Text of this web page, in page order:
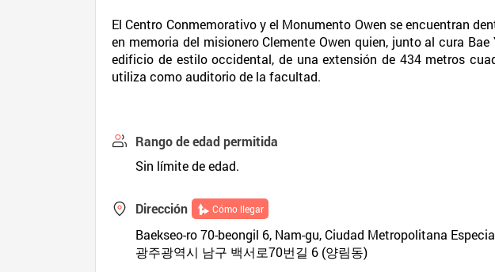
El Centro Conmemorativo y el Monumento Owen se encuentran
en memoria del misionero Clemente Owen quien, junto al cura
edificio de estilo occidental, de una extensión de 434 metros
utiliza como auditorio de la facultad.
Rango de edad permitida
Sin límite de edad.
Dirección Cómo llegar
Baekseo-ro 70-beongil 6, Nam-gu, Ciudad Metropolitana
광주광역시 남구 백서로70번길 6 (양림동)